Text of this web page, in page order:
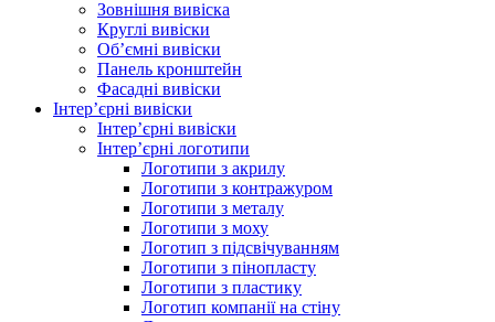
Зовнішня вивіска
Круглі вивіски
Об’ємні вивіски
Панель кронштейн
Фасадні вивіски
Інтер’єрні вивіски
Інтер’єрні вивіски
Інтер’єрні логотипи
Логотипи з акрилу
Логотипи з контражуром
Логотипи з металу
Логотипи з моху
Логотип з підсвічуванням
Логотипи з пінопласту
Логотипи з пластику
Логотип компанії на стіну